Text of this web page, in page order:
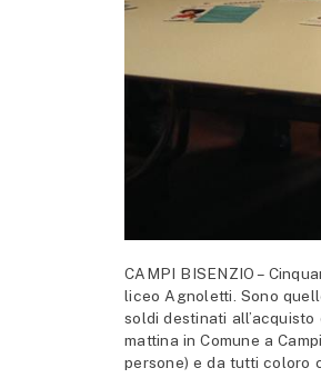
CAMPI BISENZIO –
liceo Agnoletti. Sono
soldi destinati
mattina in Comune a
persone) e da tutti coloro